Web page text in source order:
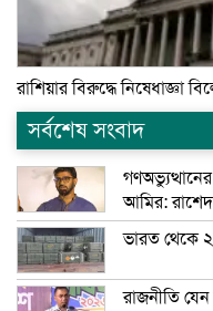
রাশিয়ার বিরুদ্ধে নিষেধাজ্ঞা
সর্বশেষ সংবাদ
আমির:
ভারত থেকে
রাজনীতি যেন